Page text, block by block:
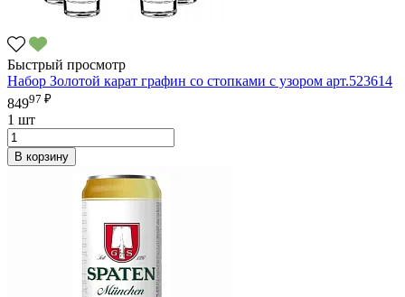
Быстрый просмотр
Набор Золотой карат графин со стопками с узором арт.523614
84997 ₽
1 шт
В корзину